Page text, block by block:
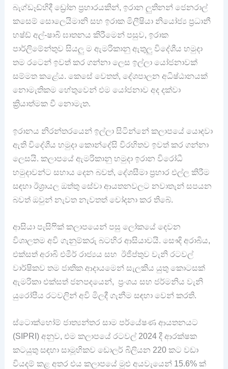
බැග්ඩෑඩ්හිදී ඩ්‍රෝන ප්‍රහාරයකින්, ඉරාන ලුතිනන් ජෙනරාල්
කසෙම් සොලෙයිමානි සහ ඉරාක මිලීෂියා නියෝජ්‍ය ප්‍රධානී
හෂ්ඩ් අල්-ෂාබි ඝාතනය කිරීමෙන් පසුව, ඉරාක
පාර්ලිමේන්තුව සියලු ම ඇමරිකානු ඇතුලු විදේශීය හමුදා
තම රටෙන් ඉවත් කර ගන්නා ලෙස ඉල්ලා යෝජනාවක්
සම්මත කළේය. කෙසේ වෙතත්, දේශපාලන අධිෂ්ඨානයක්
නොමැතිකම හේතුවෙන් එම යෝජනාව අද දක්වා
ක්‍රියාත්මක වී නොමැත.
ඉරානය නිරන්තරයෙන් ඉල්ලා සිටින්නේ කලාපයේ යොදවා
ඇති විදේශීය හමුදා කොන්දේසි විරහිතව ඉවත් කර ගන්නා
ලෙසයි. කලාපයේ ඇමරිකානු හමුදා ඉරාන විරෝධී
හමුදාවන්ට සහාය දෙන බවත්, දේශසීමා ප්‍රහාර එල්ල කිරීම
සඳහා ඊශ්‍රායල ඔත්තු සේවා ආයතනවලට නවාතැන් සපයන
බවත් ඔවුන් නැවත නැවතත් චෝදනා කර තිබේ.
ආසියා පැසිෆික් කලාපයෙන් පසු ලෝකයේ දෙවන
විශාලතම අවි ගැනුම්කරු බටහිර ආසියාවයි. සෞදි අරාබිය,
එක්සත් අරාබි එමීර් රාජ්‍යය සහ ඊජිප්තුව වැනි රටවල්
වාර්ෂිකව තම ජාතික ආදායමෙන් සැලකිය යුතු කොටසක්
ඇමරිකා එක්සත් ජනපදයෙන්, ප්‍රංශය සහ ජර්මනිය වැනි
යුරෝපීය රටවලින් අවි මිලදී ගැනීම සඳහා වෙන් කරති.
ස්ටොක්හෝම් ජාත්‍යන්තර සාම පර්යේෂණ ආයතනයට
(SIPRI) අනුව, එම කලාපයේ රටවල් 2024 දී ආරක්ෂක
කටයුතු සඳහා සාමූහිකව ඩොලර් බිලියන 220 කට වඩා
වියදම් කළ අතර එය කලාපයේ මුළු අයවැයෙන් 15.6% ක්